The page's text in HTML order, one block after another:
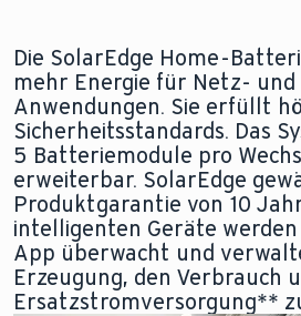
Die SolarEdge Home-
mehr Energie für Netz-
Anwendungen. Sie erfüllt
Sicherheitsstandards. Das
5 Batteriemodule pro
erweiterbar. SolarEdge
Produktgarantie von 10
intelligenten Geräte
App überwacht und
Erzeugung, den Verbrauch
Ersatzstromversorgung**